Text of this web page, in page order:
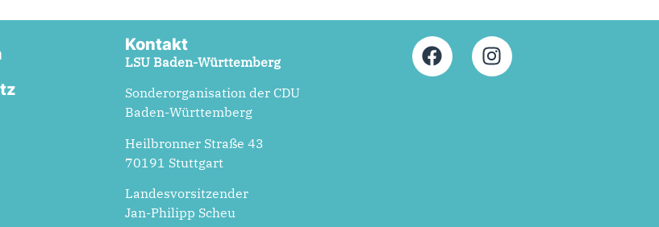
Kontakt
LSU Baden-Württemberg
Sonderorganisation der CDU
Baden-Württemberg
Heilbronner Straße 43
70191 Stuttgart
Landesvorsitzender
Jan-Philipp Scheu